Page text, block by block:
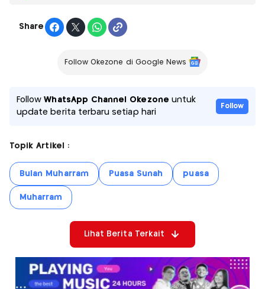
Share
Follow Okezone di Google News
FollowWhatsApp Channel Okezone untuk
update berita terbaru setiap hari
Follow
Topik Artikel :
Bulan Muharram Puasa Sunah puasa
Muharram
Lihat Berita Terkait